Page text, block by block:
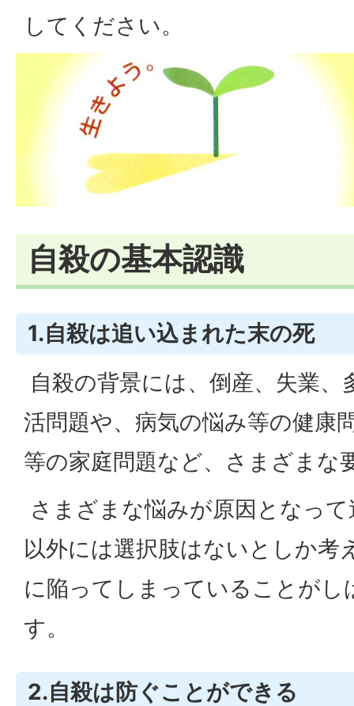
してください。
自殺の基本認識
1.自殺は追い込まれた末の死
自殺の背景には、倒産、失業、
活問題や、病気の悩み等の健康
等の家庭問題など、さまざまな
さまざまな悩みが原因となっ
以外には選択肢はないとしか考
に陥ってしまっていることがし
す。
2.自殺は防ぐことができる